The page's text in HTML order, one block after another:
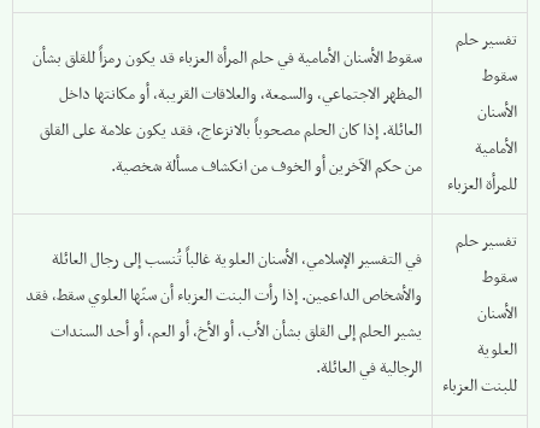
تفسير حلم
سقوط
الأسنان
الأمامية
للمرأة العزباء
سقوط الأسنان الأمامية في حلم المرأة العزباء قد يكون رمزاً للقلق بشأن
المظهر الاجتماعي، والسمعة، والعلاقات القريبة، أو مكانتها داخل
العائلة. إذا كان الحلم مصحوباً بالانزعاج، فقد يكون علامة على القلق
من حكم الآخرين أو الخوف من انكشاف مسألة شخصية.
تفسير حلم
سقوط
الأسنان
العلوية
للبنت العزباء
في التفسير الإسلامي، الأسنان العلوية غالباً تُنسب إلى رجال العائلة
والأشخاص الداعمين. إذا رأت البنت العزباء أن سنّها العلوي سقط، فقد
يشير الحلم إلى القلق بشأن الأب، أو الأخ، أو العم، أو أحد السندات
الرجالية في العائلة.